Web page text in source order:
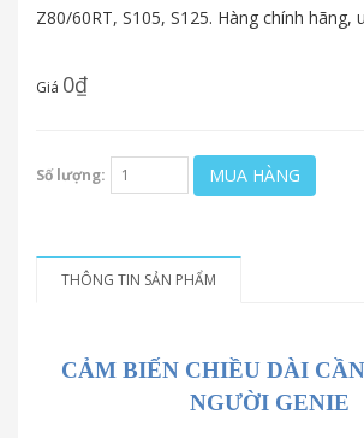
Z80/60RT, S105, S125. Hàng chính hãng,
Giá 0₫
Số lượng: MUA HÀNG
THÔNG TIN SẢN PHẨM
CẢM BIẾN CHIỀU DÀI
NGƯỜI GENIE